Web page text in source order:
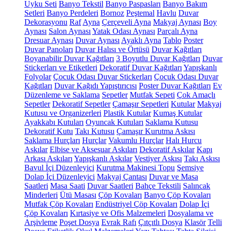
Uyku Seti Banyo Tekstil Banyo Paspasları Banyo Bakım
Setleri Banyo Perdeleri Bornoz Peştemal Havlu Duvar
Dekorasyonu Raf Ayna Çerçeveli Ayna Makyaj Aynası Boy
Aynası Salon Aynası Yatak Odası Aynası Parçalı Ayna
Dresuar Aynası Duvar Aynası Ayaklı Ayna Tablo Poster
Duvar Panoları Duvar Halısı ve Örtüsü Duvar Kağıtları
Boyanabilir Duvar Kağıtları 3 Boyutlu Duvar Kağıtları Duvar
Stickerları ve Etiketleri Dekoratif Duvar Kağıtları Yapışkanlı
Folyolar Çocuk Odası Duvar Stickerları Çocuk Odası Duvar
Kağıtları Duvar Kağıdı Yapıştırıcısı Poster Duvar Kağıtları Ev
Düzenleme ve Saklama Sepetler Mutfak Sepeti Çok Amaçlı
Sepetler Dekoratif Sepetler Çamaşır Sepetleri Kutular Makyaj
Kutusu ve Organizerleri Plastik Kutular Kumaş Kutular
Ayakkabı Kutuları Oyuncak Kutuları Saklama Kutusu
Dekoratif Kutu Takı Kutusu Çamaşır Kurutma Askısı
Saklama Hurçları Hurçlar Vakumlu Hurçlar Halı Hurcu
Askılar Elbise ve Aksesuar Askıları Dekoratif Askılar Kapı
Arkası Askıları Yapışkanlı Askılar Vestiyer Askısı Takı Askısı
Bavul İçi Düzenleyici Kurutma Makinesi Topu Şemsiye
Dolap İçi Düzenleyici Makyaj Çantası Duvar ve Masa
Saatleri Masa Saati Duvar Saatleri Bahçe Tekstili Salıncak
Minderleri Ütü Masası Çöp Kovaları Banyo Çöp Kovaları
Mutfak Çöp Kovaları Endüstriyel Çöp Kovaları Dolap İçi
Çöp Kovaları Kırtasiye ve Ofis Malzemeleri Dosyalama ve
Arşivleme Poşet Dosya Evrak Rafı Çıtçıtlı Dosya Klasör Telli